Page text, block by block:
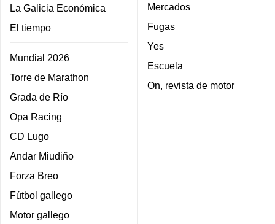
La Galicia Económica
El tiempo
Mundial 2026
Torre de Marathon
Grada de Río
Opa Racing
CD Lugo
Andar Miudiño
Forza Breo
Fútbol gallego
Motor gallego
Mercados
Fugas
Yes
Escuela
On, revista de motor